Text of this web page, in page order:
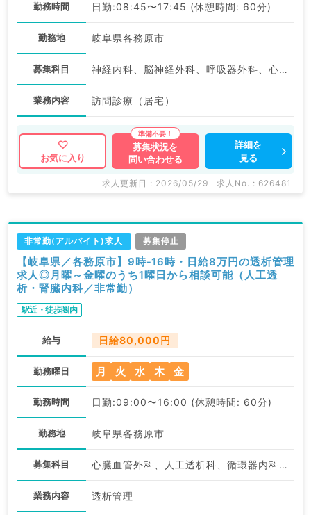
勤務時間 日勤:08:45〜17:45 (休憩時間: 60分)
勤務地 岐阜県各務原市
募集科目 神経内科、脳神経外科、呼吸器外科、心臓血管外科、一般内科、循環器内科、呼吸器内科、消化器内科、内分泌・代謝内科、腎臓内科、外科系全般、一般外科、消化器外科
業務内容 訪問診療（居宅）
お気に入り
募集状況を
問い合わせる
詳細を
見る
求人更新日 : 2026/05/29 求人No. : 626481
非常勤(アルバイト)求人 募集停止
【岐阜県／各務原市】9時‐16時・日給8万円の透析管理
求人◎月曜～金曜のうち1曜日から相談可能（人工透
析・腎臓内科／非常勤）
駅近・徒歩圏内
給与 日給80,000円
勤務曜日 月 火 水 木 金
勤務時間 日勤:09:00〜16:00 (休憩時間: 60分)
勤務地 岐阜県各務原市
募集科目 心臓血管外科、人工透析科、循環器内科、腎臓内科
業務内容 透析管理